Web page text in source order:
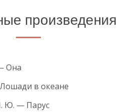
произведения
Она
в океане
Ю. — Парус